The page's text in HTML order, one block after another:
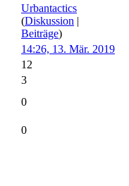
Urbantactics
(Diskussion
Beiträge)
14:26, 13. Mär. 2019
12
3
0
0